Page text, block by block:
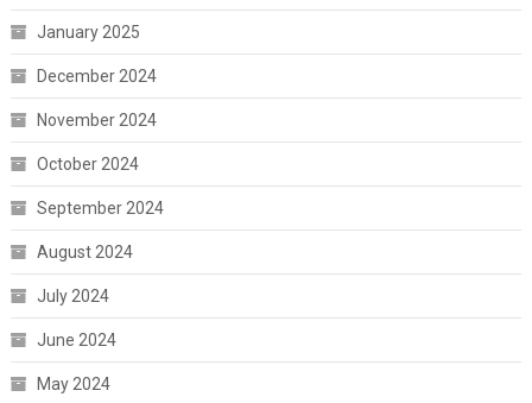
January 2025
December 2024
November 2024
October 2024
September 2024
August 2024
July 2024
June 2024
May 2024